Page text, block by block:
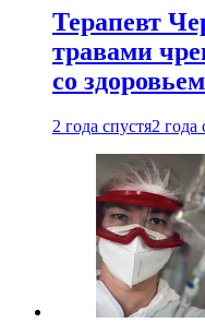
Терапевт
травами
со здоровьем
2 года спустя2 года